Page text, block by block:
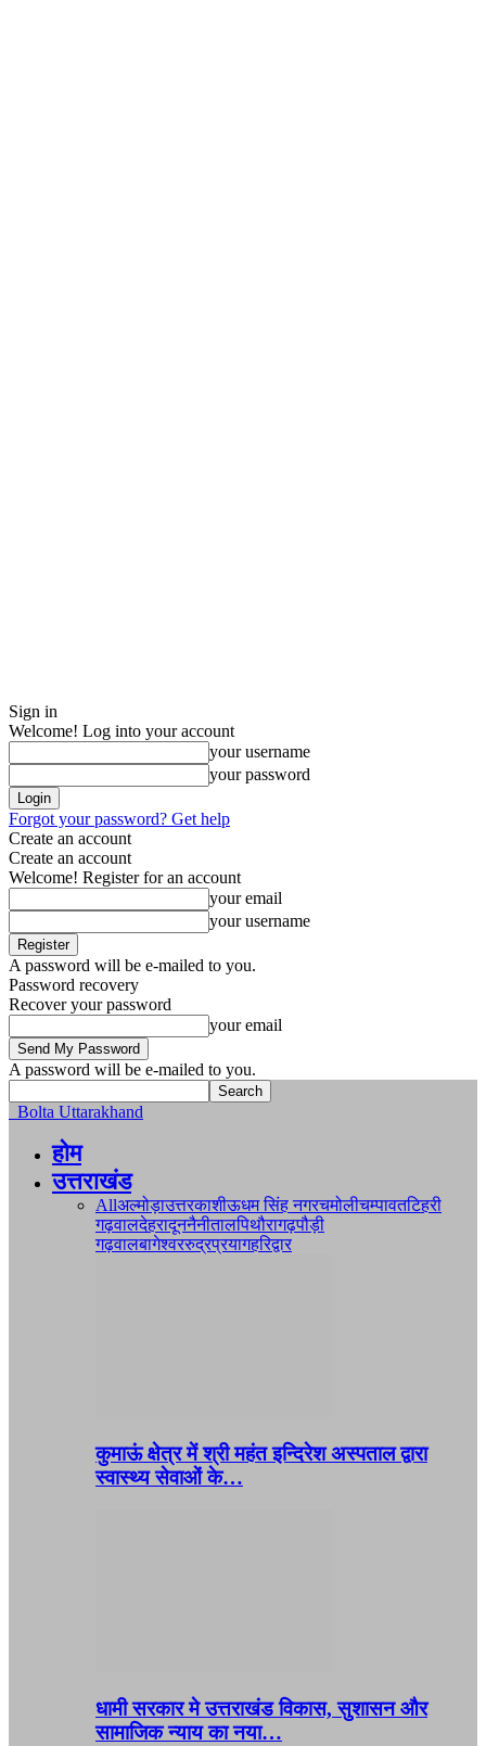
Sign in
Welcome! Log into your account
your username
your password
Forgot your password? Get help
Create an account
Create an account
Welcome! Register for an account
your email
your username
A password will be e-mailed to you.
Password recovery
Recover your password
your email
A password will be e-mailed to you.
Bolta Uttarakhand
होम
उत्तराखंड
Allअल्मोड़ाउत्तरकाशीऊधम सिंह नगरचमोलीचम्पावतटिहरी
गढ़वालदेहरादूननैनीतालपिथौरागढ़पौड़ी
गढ़वालबागेश्वररुद्रप्रयागहरिद्वार
कुमाऊं क्षेत्र में श्री महंत इन्दिरेश अस्पताल द्वारा
स्वास्थ्य सेवाओं के…
धामी सरकार मे उत्तराखंड विकास, सुशासन और
सामाजिक न्याय का नया…